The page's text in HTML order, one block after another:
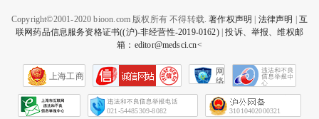
Copyright©2001-2020 bioon.com 版权所有 不得转载.著作权声明 法律声明
互
联网药品信息服务资格证书((沪)-非经营性-2019-0162)|投诉、举报、维权邮
箱：editor@medsci.cn<
上海工商
网
络
会
征
021-54485309-8082 31010402000321